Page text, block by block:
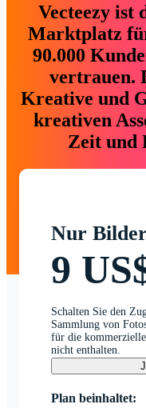
Vecteezy ist
Marktplatz
90.000
vertrauen.
Kreative und
kreativen
Zeit und
Nur Bilder
9
Schalten Sie den
Sammlung von
für die
nicht enthalten.
Plan beinhaltet: